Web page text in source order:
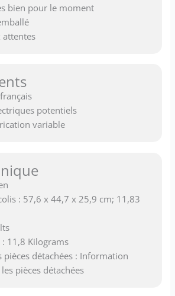
bien pour le moment
attentes
potentiels
variable
: 57,6 x 44,7 x 25,9 cm; 11,83
: 11,8 Kilograms
détachées : Information
pièces détachées